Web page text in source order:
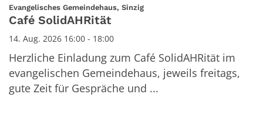
Datum: 14. August 2026
Evangelisches Gemeindehaus, Sinzig:
Café SolidAHRität
14. Aug. 2026 16:00 - 18:00
Herzliche Einladung zum Café SolidAHRität im
evangelischen Gemeindehaus, jeweils freitags,
gute Zeit für Gespräche und ...